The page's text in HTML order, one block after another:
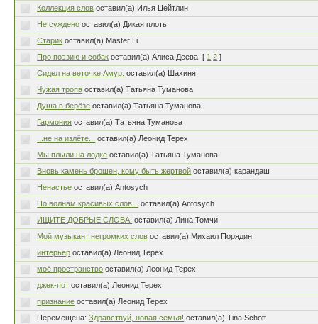
Коллекция слов оставил(а) Илья Цейтлин
Не суждено оставил(а) Дикая плоть
Старик оставил(а) Master Li
Про поэзию и собак оставил(а) Алиса Деева [ 1 2 ]
Сидел на веточке Амур. оставил(а) Шахиня
Чужая тропа оставил(а) Татьяна Туманова
Душа в берёзе оставил(а) Татьяна Туманова
Гармония оставил(а) Татьяна Туманова
...не на излёте...
оставил(а) Леонид Терех
Мы плыли на лодке оставил(а) Татьяна Туманова
Вновь камень брошен, кому быть жертвой оставил(а) карандаш
Ненастье оставил(а) Antosych
По волнам красивых слов...
оставил(а) Antosych
ИЩИТЕ ДОБРЫЕ СЛОВА. оставил(а) Лина Томчи
Мой музыкант негромких слов оставил(а) Михаил Порядин
интерьер оставил(а) Леонид Терех
моё пространство оставил(а) Леонид Терех
джек-пот оставил(а) Леонид Терех
признание оставил(а) Леонид Терех
Перемещена:Здравствуй, новая семья! оставил(а) Tina Schott